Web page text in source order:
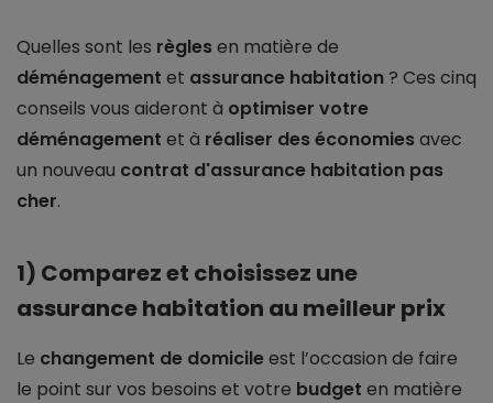
Quelles sont les règlesen matière de
déménagement et assurance habitation? Ces cinq
conseils vous aideront à optimiser votre
déménagement et à réaliser des économiesavec
un nouveau contrat d'assurance habitation pas
cher.
1) Comparez et choisissez une
assurance habitation au meilleur prix
Le changement de domicileest l’occasion de faire
le point sur vos besoins et votre budget en matière